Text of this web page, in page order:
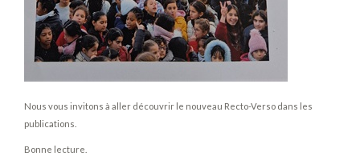
Nous vous invitons à aller découvrir le nouveau Recto-Verso dans les
publications.
Bonne lecture.